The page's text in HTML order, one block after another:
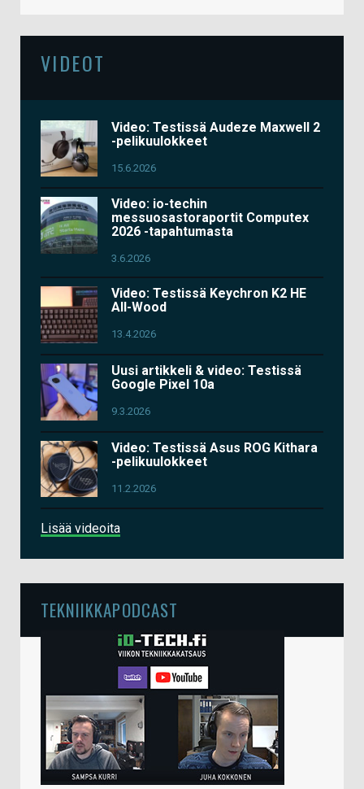
VIDEOT
Video: Testissä Audeze Maxwell 2
-pelikuulokkeet
15.6.2026
Video: io-techin
messuosastoraportit Computex
2026 -tapahtumasta
3.6.2026
Video: Testissä Keychron K2 HE
All-Wood
13.4.2026
Uusi artikkeli & video: Testissä
Google Pixel 10a
9.3.2026
Video: Testissä Asus ROG Kithara
-pelikuulokkeet
11.2.2026
Lisää videoita
TEKNIIKKAPODCAST